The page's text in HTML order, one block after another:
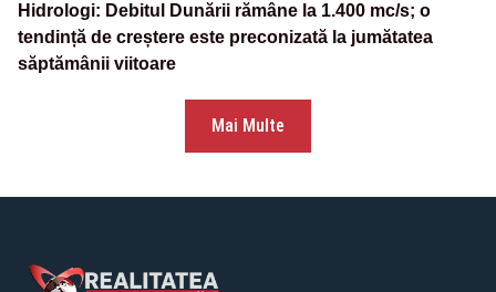
Hidrologi: Debitul Dunării rămâne la 1.400 mc/s; o
tendință de creștere este preconizată la jumătatea
săptămânii viitoare
Mai Multe